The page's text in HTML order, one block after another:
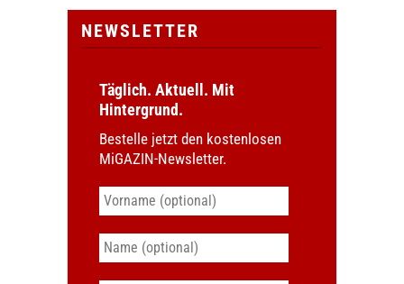
NEWSLETTER
Täglich. Aktuell. Mit
Hintergrund.
Bestelle jetzt den kostenlosen
MiGAZIN-Newsletter.